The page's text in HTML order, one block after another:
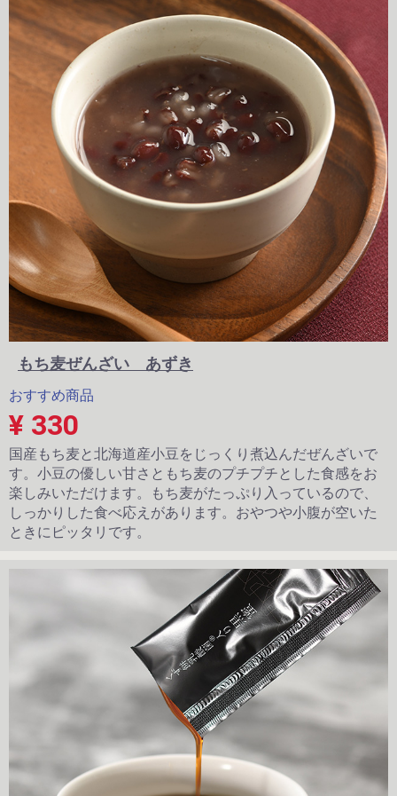
もち麦ぜんざい あずき
おすすめ商品
¥ 330
国産もち麦と北海道産小豆をじっくり煮込んだぜんざいで
す。小豆の優しい甘さともち麦のプチプチとした食感をお
楽しみいただけます。もち麦がたっぷり入っているので、
しっかりした食べ応えがあります。おやつや小腹が空いた
ときにピッタリです。